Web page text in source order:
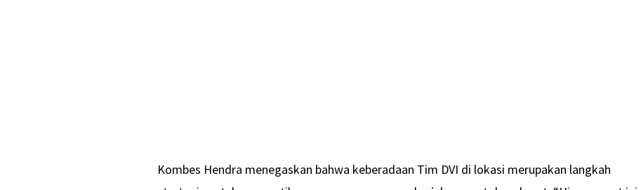
Kombes Hendra menegaskan bahwa keberadaan Tim DVI di lokasi merupakan langkah